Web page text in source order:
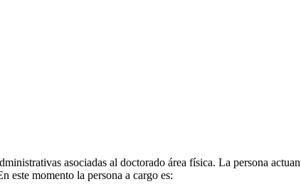
asociadas al doctorado área física. La persona
este momento la persona a cargo es: